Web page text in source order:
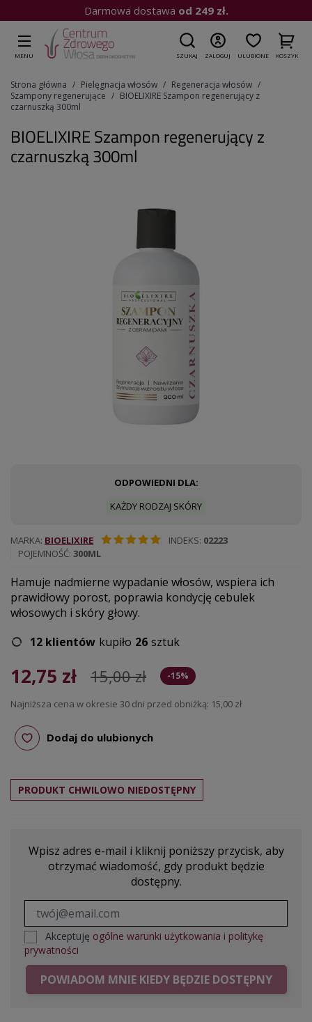
Kup do 15:00| Wysyłka dziś
MENU SZUKAJ ZALOGUJ ULUBIONE KOSZYK
Strona główna Pielęgnacja włosów
Regeneracja włosów
Szampony regenerujące
BIOELIXIRE Szampon regenerujący z
czarnuszką 300ml
BIOELIXIRE Szampon regenerujący z
czarnuszką 300ml
ODPOWIEDNI DLA:
KAŻDY RODZAJ SKÓRY
INDEKS 02223
MARKA BIOELIXIRE
POJEMNOŚĆ 300ML
Hamuje nadmierne wypadanie włosów, wspiera ich
prawidłowy porost, poprawia kondycję cebulek
włosowych i skóry głowy.
12 klientów kupiło 26 sztuk
12,75 zł 15,00 zł -15%
Najniższa cena w okresie 30 dni przed obniżką: 15,00 zł
Dodaj do ulubionych
PRODUKT CHWILOWO NIEDOSTĘPNY
Wpisz adres e-mail i kliknij poniższy przycisk, aby
otrzymać wiadomość, gdy produkt będzie
dostępny.
Akceptuję ogólne warunki użytkowania i politykę
prywatności
POWIADOM MNIE KIEDY BĘDZIE DOSTĘPNY